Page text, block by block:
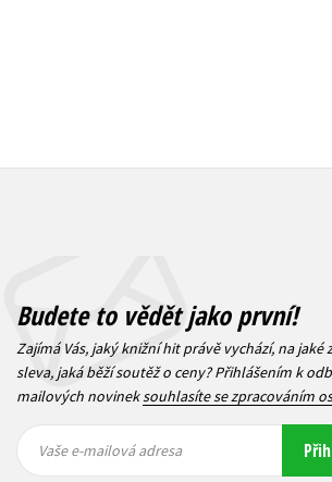
Budete to vědět jako první!
Zajímá Vás, jaký knižní hit právě vychází, na jaké
sleva, jaká běží soutěž o ceny? Přihlášením k
mailových novineksouhlasíte se zpracováním
mailová
mailová
Vaše e-mailová adresa